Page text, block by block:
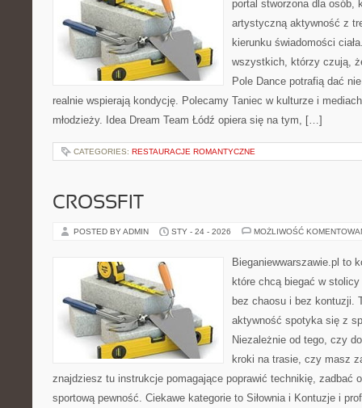
portal stworzona dla osób,
artystyczną aktywność z
kierunku świadomości
wszystkich, którzy czują,
Pole Dance potrafią dać
realnie wspierają kondycję. Polecamy Taniec w kulturze i
młodzieży. Idea Dream Team Łódź opiera się na tym, […]
CATEGORIES: RESTAURACJE ROMANTYCZNE
CROSSFIT
POSTED BY ADMIN STY - 24 - 2026 MOŻLIWOŚĆ
Bieganiewwarszawie.pl to
które chcą biegać w
bez chaosu i bez kontuzji.
aktywność spotyka się z
Niezależnie od tego, czy
kroki na trasie, czy masz
znajdziesz tu instrukcje pomagające poprawić technikię, zadbać
sportową pewność. Ciekawe kategorie to Siłownia i Kontuzje i